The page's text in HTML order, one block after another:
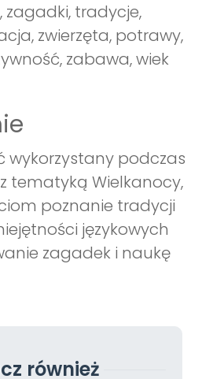
zagadki, tradycje,
zwierzęta, potrawy,
zabawa, wiek
wykorzystany podczas
tematyką Wielkanocy,
poznanie tradycji
językowych
zagadek i naukę
również